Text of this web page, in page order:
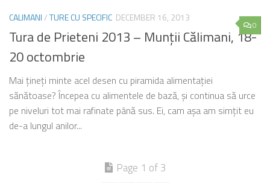
0
CALIMANI/TURE CU SPECIFIC DECEMBER 16, 2013
Tura de Prieteni 2013 – Munţii Călimani, 18-
20 octombrie
Mai ţineţi minte acel desen cu piramida alimentaţiei
sănătoase? Începea cu alimentele de bază, şi continua să urce
pe niveluri tot mai rafinate până sus. Ei, cam aşa am simţit eu
de-a lungul anilor...
Page 1 of 3